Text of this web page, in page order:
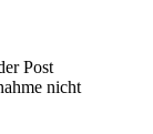
Post
nicht